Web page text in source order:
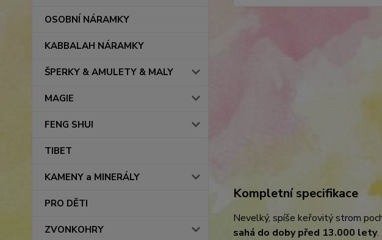
OSOBNÍ NÁRAMKY
KABBALAH NÁRAMKY
ŠPERKY & AMULETY & MALY
MAGIE
FENG SHUI
TIBET
KAMENY a MINERÁLY
PRO DĚTI
ZVONKOHRY
Kompletní specifikace
Nevelký, spíše keřovitý strom
sahá do doby před 13.000 lety.